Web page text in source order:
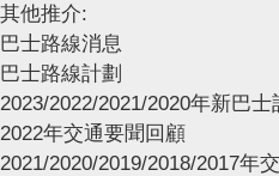
其他推介:
巴士路線消息
巴士路線計劃
2023/2022/2021/2020年新巴士
2022年交通要聞回顧
2021/2020/2019/2018/2017年